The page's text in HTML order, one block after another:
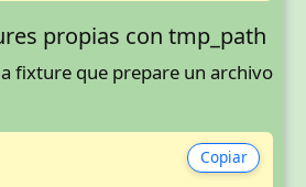
propias con tmp_path
fixture que prepare un archivo
Copiar